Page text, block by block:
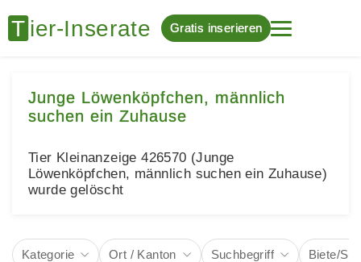
Gratis inserieren
Junge Löwenköpfchen, männlich
suchen ein Zuhause
Tier Kleinanzeige 426570 (Junge
Löwenköpfchen, männlich suchen ein Zuhause)
wurde gelöscht
Kategorie Ort / Kanton Suchbegriff Biete/